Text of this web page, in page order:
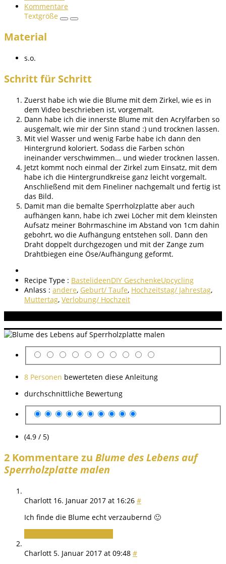
Kommentare
Textgröße
Material
s.o.
Schritt für Schritt
Zuerst habe ich wie die Blume mit dem Zirkel, wie es in
dem Video beschrieben ist, vorgemalt.
Dann habe ich die innerste Blume mit den Acrylfarben so
ausgemalt, wie mir der Sinn stand :) und trocknen lassen.
Mit viel Wasser und wenig Farbe habe ich dann den
Hintergrund koloriert. Sodass die Farben schön
ineinander verschwimmen... und wieder trocknen lassen.
Jetzt kommt noch einmal der Zirkel zum Einsatz, mit dem
habe ich die Hintergrundkreise ganz leicht vorgemalt.
Anschließend mit dem Fineliner nachgemalt und fertig ist
das Bild.
Damit man die bemalte Sperrholzplatte aber auch
aufhängen kann, habe ich zwei Löcher mit dem kleinsten
Aufsatz meiner Bohrmaschine im Abstand von 1cm dahin
gebohrt, wo die Aufhängung entstehen soll. Dann den
Draht doppelt durchgezogen und mit der Zange zum
Drahtbiegen eine Öse/Aufhängung geformt.
Recipe Type : BastelideenDIY GeschenkeUpcycling
Anlass : andere, Geburt/ Taufe, Hochzeitstag/ Jahrestag,
Muttertag, Verlobung/ Hochzeit
8 Personen bewerteten diese Anleitung
durchschnittliche Bewertung
(4.9 / 5)
2 Kommentare zu Blume des Lebens auf
Sperrholzplatte malen
Charlott 16. Januar 2017 at 16:26 #
Ich finde die Blume echt verzaubernd 🙂
Charlott 5. Januar 2017 at 09:48 #